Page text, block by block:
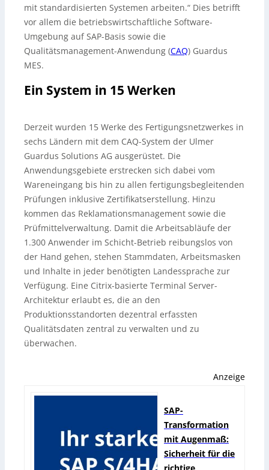
mit standardisierten Systemen arbeiten.“ Dies betrifft
vor allem die betriebswirtschaftliche Software-
Umgebung auf SAP-Basis sowie die
Qualitätsmanagement-Anwendung (CAQ) Guardus
MES.
Ein System in 15 Werken
Derzeit wurden 15 Werke des Fertigungsnetzwerkes in
sechs Ländern mit dem CAQ-System der Ulmer
Guardus Solutions AG ausgerüstet. Die
Anwendungsgebiete erstrecken sich dabei vom
Wareneingang bis hin zu allen fertigungsbegleitenden
Prüfungen inklusive Zertifikatserstellung. Hinzu
kommen das Reklamationsmanagement sowie die
Prüfmittelverwaltung. Damit die Arbeitsabläufe der
1.300 Anwender im Schicht-Betrieb reibungslos von
der Hand gehen, stehen Stammdaten, Arbeitsmasken
und Inhalte in jeder benötigten Landessprache zur
Verfügung. Eine Citrix-basierte Terminal Server-
Architektur erlaubt es, die an den
Produktionsstandorten dezentral erfassten
Qualitätsdaten zentral zu verwalten und zu
überwachen.
Anzeige
SAP-
Transformation
mit Augenmaß:
Sicherheit für die